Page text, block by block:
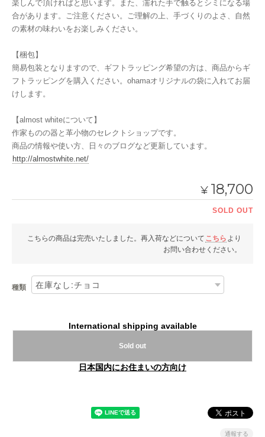
楽しんで頂ければと思います。また、濡れた手で触るとシミになる場
合があります。ご注意ください。ご理解の上、手づくりのよさ、自然
の素材の味わいをお楽しみください。
【梱包】
簡易包装となりますので、ギフトラッピング希望の方は、商品からギ
フトラッピングを購入ください。ohamaオリジナルの袋に入れてお届
けします。
【almost whiteについて】
作家ものの器と革小物のセレクトショップです。
商品の情報や使い方、日々のブログなど更新しています。
http://almostwhite.net/
¥ 18,700
SOLD OUT
こちらの商品は完売いたしました。再入荷などについて こちら より
お問い合わせください。
種類
International shipping available
Sold out
日本国内にお住まいの方向け
通報する